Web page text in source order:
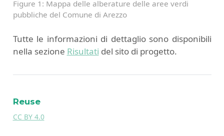
Figure 1: Mappa delle alberature delle aree verdi
pubbliche del Comune di Arezzo
Tutte le informazioni di dettaglio sono disponibili
nella sezione Risultati del sito di progetto.
Reuse
CC BY 4.0